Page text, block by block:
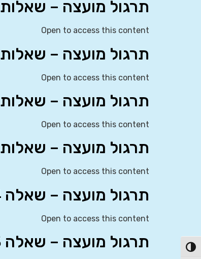
הפעל/כבה ניגודיות גבוהה
תרגול מועצה – שאלות 65-68
Open to access this content
תרגול מועצה – שאלות 62-64
Open to access this content
תרגול מועצה – שאלות 58-61
Open to access this content
תרגול מועצה – שאלות 55-57
Open to access this content
תרגול מועצה – שאלה 54
Open to access this content
תרגול מועצה – שאלה 53